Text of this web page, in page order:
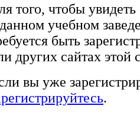
того, чтобы
учебном
быть
других сайтах этой
вы уже
.